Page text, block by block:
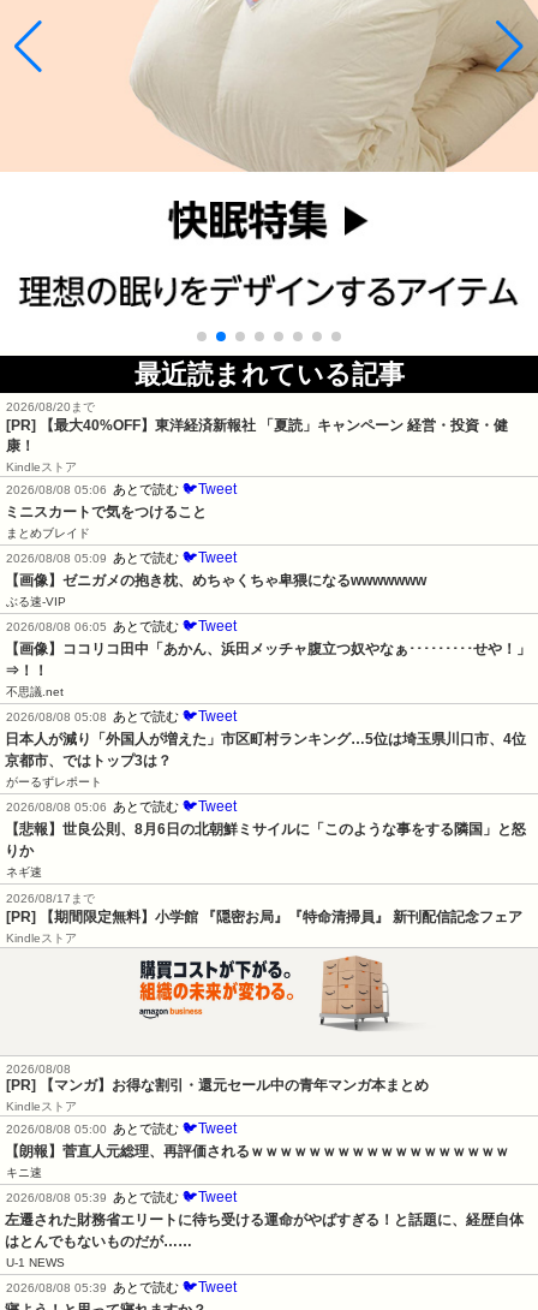
最近読まれている記事
2026/08/20まで
[PR]
【最大40%OFF】東洋経済新報社 「夏読」キャンペーン 経営・投資・健
康！
Kindleストア
2026/08/08 05:06
あとで読む 🐦Tweet
ミニスカートで気をつけること
まとめブレイド
2026/08/08 05:09
あとで読む 🐦Tweet
【画像】ゼニガメの抱き枕、めちゃくちゃ卑猥になるwwwwwww
ぶる速-VIP
2026/08/08 06:05
あとで読む 🐦Tweet
【画像】ココリコ田中「あかん、浜田メッチャ腹立つ奴やなぁ･････････せや！」
⇒！！
不思議.net
2026/08/08 05:08
あとで読む 🐦Tweet
日本人が減り「外国人が増えた」市区町村ランキング…5位は埼玉県川口市、4位
京都市、ではトップ3は？
がーるずレポート
2026/08/08 05:06
あとで読む 🐦Tweet
【悲報】世良公則、8月6日の北朝鮮ミサイルに「このような事をする隣国」と怒
りか
ネギ速
2026/08/17まで
[PR] 【期間限定無料】小学館 『隠密お局』『特命清掃員』 新刊配信記念フェア
Kindleストア
2026/08/08
[PR] 【マンガ】お得な割引・還元セール中の青年マンガ本まとめ
Kindleストア
2026/08/08 05:00
あとで読む 🐦Tweet
【朗報】菅直人元総理、再評価されるｗｗｗｗｗｗｗｗｗｗｗｗｗｗｗｗｗｗ
キニ速
2026/08/08 05:39
あとで読む 🐦Tweet
左遷された財務省エリートに待ち受ける運命がやばすぎる！と話題に、経歴自体
はとんでもないものだが……
U-1 NEWS
2026/08/08 05:39
あとで読む 🐦Tweet